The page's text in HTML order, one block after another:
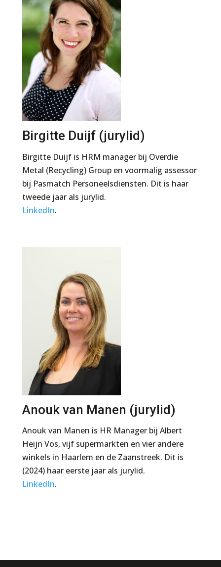
Birgitte Duijf (jurylid)
Birgitte Duijf is HRM manager bij Overdie
Metal (Recycling) Group en voormalig assessor
bij Pasmatch Personeelsdiensten. Dit is haar
tweede jaar als jurylid.
LinkedIn.
Anouk van Manen (jurylid)
Anouk van Manen is HR Manager bij Albert
Heijn Vos, vijf supermarkten en vier andere
winkels in Haarlem en de Zaanstreek. Dit is
(2024) haar eerste jaar als jurylid.
LinkedIn.